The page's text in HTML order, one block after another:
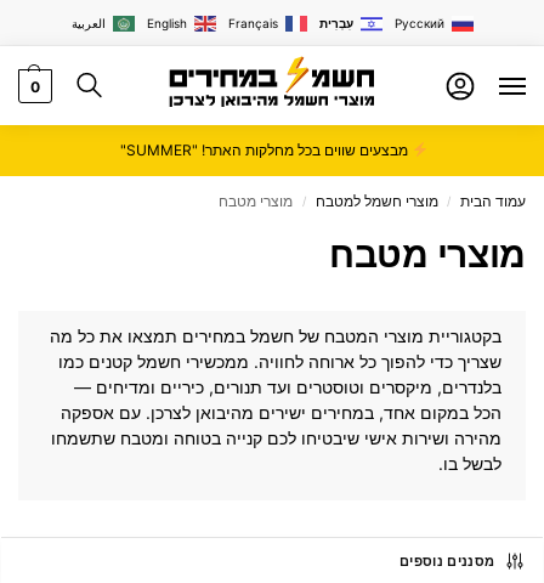
العربية English Français עִבְרִית Русский
0
מבצעים שווים בכל מחלקות האתר! "SUMMER"
עמוד הבית / מוצרי חשמל למטבח / מוצרי מטבח
מוצרי מטבח
בקטגוריית מוצרי המטבח של חשמל במחירים תמצאו את כל מה
שצריך כדי להפוך כל ארוחה לחוויה. ממכשירי חשמל קטנים כמו
בלנדרים, מיקסרים וטוסטרים ועד תנורים, כיריים ומדיחים —
הכל במקום אחד, במחירים ישירים מהיבואן לצרכן. עם אספקה
מהירה ושירות אישי שיבטיחו לכם קנייה בטוחה ומטבח שתשמחו
לבשל בו.
מסננים נוספים